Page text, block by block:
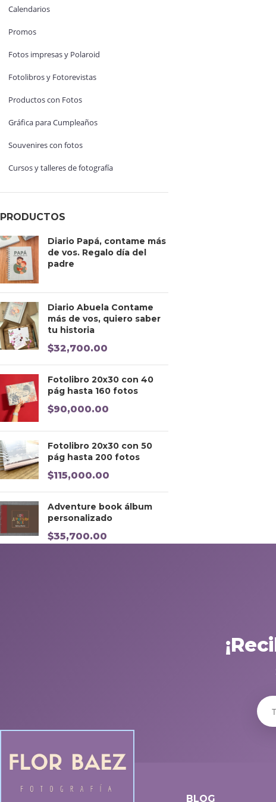
Calendarios
Promos
Fotos impresas y Polaroid
Fotolibros y Fotorevistas
Productos con Fotos
Gráfica para Cumpleaños
Souvenires con fotos
Cursos y talleres de fotografía
PRODUCTOS
Diario Papá, contame más
de vos. Regalo día del
padre
Diario Abuela Contame
más de vos, quiero saber
tu historia
$32,700.00
Fotolibro 20x30 con 40
pág hasta 160 fotos
$90,000.00
Fotolibro 20x30 con 50
pág hasta 200 fotos
$115,000.00
Adventure book álbum
personalizado
$35,700.00
BLOG